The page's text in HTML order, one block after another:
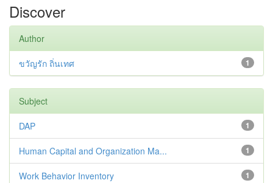
Discover
Author
1
ขวัญรัก ถิ่นเทศ
Subject
1
DAP
1
Human Capital and Organization Ma...
1
Work Behavior Inventory